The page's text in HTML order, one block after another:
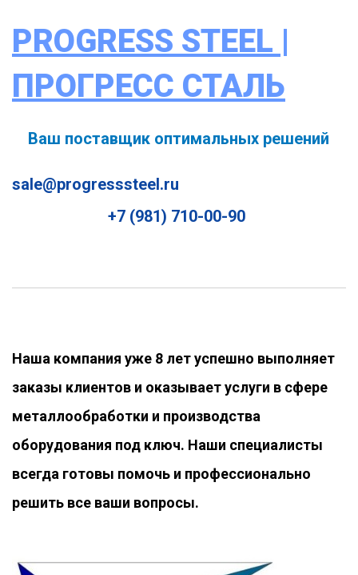
PROGRESS STEEL |
ПРОГРЕСС СТАЛЬ
Ваш поставщик оптимальных решений
sale@progresssteel.ru
+7 (981) 710-00-90
Наша компания уже 8 лет успешно выполняет
заказы клиентов и оказывает услуги в сфере
металлообработки и производства
оборудования под ключ. Наши специалисты
всегда готовы помочь и профессионально
решить все ваши вопросы.